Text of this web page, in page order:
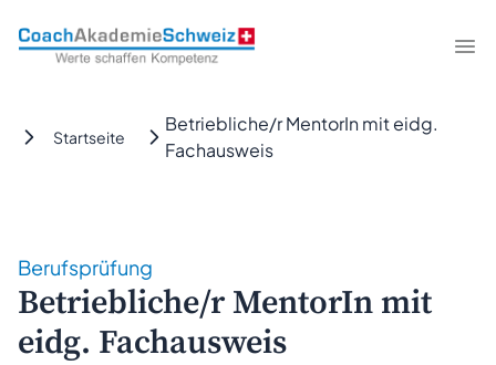
CoachAkademieSchweiz
Startseite
Betriebliche/r MentorIn mit eidg.
Fachausweis
Berufsprüfung
Betriebliche/r MentorIn mit
eidg. Fachausweis